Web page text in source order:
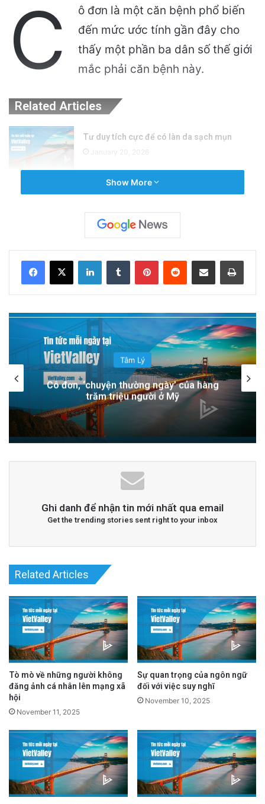
C
ô đơn là một căn bệnh phổ biến
đến mức ước tính gần đây cho
thấy một phần ba dân số thế giới
mắc phải căn bệnh này.
Related Articles
Tư duy tích cực để có làn da sạch mụn
January 20, 2026
January 14, 2026
Thực tế là tất cả chúng ta đều có thể cảm
thấy cô đơn theo thời gian. Tuy nhiên, nhiều
nó có thể khá tinh tế và mọi người thường cố
gắng hết sức để che giấu trạng thái này.
Nhưng nếu ai đó thể hiện rõ nhiều trong số 10
đặc điểm dưới đây, chắc chắn họ đang cô đơn
trong cuộc sống.
1-Họ có cách nhìn nhận thế giới theo cách
khác người
Đây là điều hấp dẫn đã được phát hiện về
Bộ não của họ xử lý thông tin theo một cách
khác. Nghĩa là họ diễn giải mọi thứ khác với
những người không cô đơn. Các nhà nghiên
cứu tìm thấy sự khác biệt đáng kể trong cách
Show More
LinkedInTumblr PinterestReddit Share via Email Print
Tâm Lý
Căng thẳng mùa lễ hội dưới góc nhìn của
nhà trị liệu tâm lý
Ghi danh để nhận tin mới nhất qua email
Get the trending stories sent right to your inbox
Related Articles
Tò mò về những người không
đăng ảnh cá nhân lên mạng xã
hội
November 11, 2025
Sự quan trọng của ngôn ngữ
đối với việc suy nghĩ
November 10, 2025